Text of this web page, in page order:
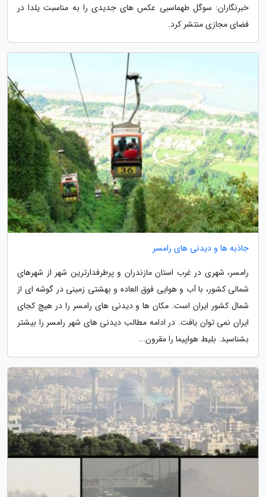
خبرنگاران: سوگل طهماسبی عکس های جدیدی را به مناسبت یلدا در
فضای مجازی منتشر کرد.
جاذبه ها و دیدنی های رامسر
رامسر، شهری در غرب استان مازندران و پرطرفدارترین شهر از شهرهای
شمالی کشور، با آب و هوایی فوق العاده و بهشتی زمینی در گوشه ای از
شمال کشور ایران است. مکان ها و دیدنی های رامسر را در هیچ کجای
ایران نمی توان یافت. در ادامه مطالب دیدنی های شهر رامسر را بیشتر
بشناسید. بلیط هواپیما را مقرون...